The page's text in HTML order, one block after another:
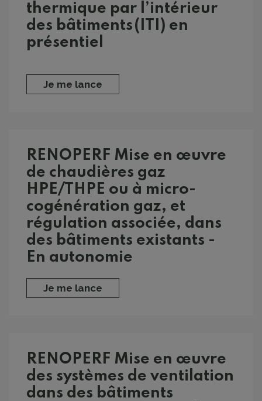
thermique par l’intérieur
des bâtiments (ITI) en
présentiel
Je me lance
RENOPERF Mise en œuvre
de chaudières gaz
HPE/THPE ou à micro-
cogénération gaz, et
régulation associée, dans
des bâtiments existants -
En autonomie
Je me lance
RENOPERF Mise en œuvre
des systèmes de ventilation
dans des bâtiments